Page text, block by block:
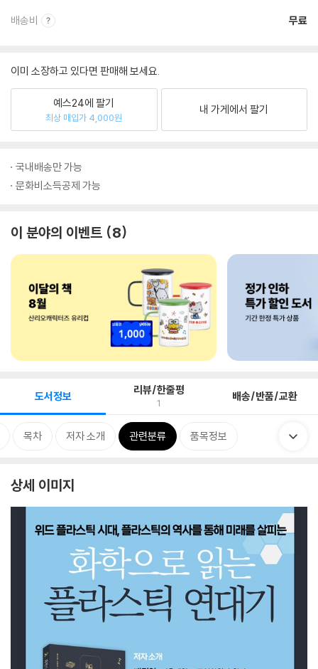
배송비 무료
이미 소장하고 있다면 판매해 보세요.
예스24에 팔기
최상 매입가 4,000원
내 가게에서 팔기
국내배송만 가능
문화비소득공제 가능
이 분야의 이벤트 8
도서정보 리뷰/한줄평
1 배송/반품/교환
목차 저자 소개 관련분류 품목정보
상세 이미지